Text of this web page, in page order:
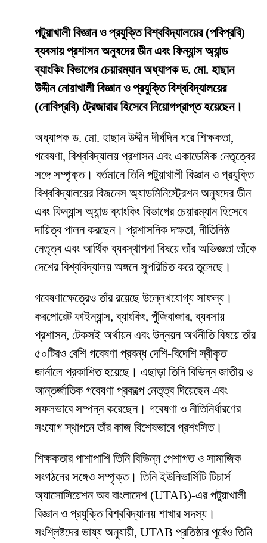
পটুয়াখালী বিজ্ঞান ও প্রযুক্তি বিশ্ববিদ্যালয়ের (পবিপ্রবি)
ব্যবসায় প্রশাসন অনুষদের ডীন এবং ফিন্যান্স অ্যান্ড
ব্যাংকিং বিভাগের চেয়ারম্যান অধ্যাপক ড. মো. হাছান
উদ্দীন নোয়াখালী বিজ্ঞান ও প্রযুক্তি বিশ্ববিদ্যালয়ের
(নোবিপ্রবি) ট্রেজারার হিসেবে নিয়োগপ্রাপ্ত হয়েছেন।
অধ্যাপক ড. মো. হাছান উদ্দীন দীর্ঘদিন ধরে শিক্ষকতা,
গবেষণা, বিশ্ববিদ্যালয় প্রশাসন এবং একাডেমিক নেতৃত্বের
সঙ্গে সম্পৃক্ত। বর্তমানে তিনি পটুয়াখালী বিজ্ঞান ও প্রযুক্তি
বিশ্ববিদ্যালয়ের বিজনেস অ্যাডমিনিস্ট্রেশন অনুষদের ডীন
এবং ফিন্যান্স অ্যান্ড ব্যাংকিং বিভাগের চেয়ারম্যান হিসেবে
দায়িত্ব পালন করছেন। প্রশাসনিক দক্ষতা, নীতিনিষ্ঠ
নেতৃত্ব এবং আর্থিক ব্যবস্থাপনা বিষয়ে তাঁর অভিজ্ঞতা তাঁকে
দেশের বিশ্ববিদ্যালয় অঙ্গনে সুপরিচিত করে তুলেছে।
গবেষণাক্ষেত্রেও তাঁর রয়েছে উল্লেখযোগ্য সাফল্য।
করপোরেট ফাইন্যান্স, ব্যাংকিং, পুঁজিবাজার, ব্যবসায়
প্রশাসন, টেকসই অর্থায়ন এবং উন্নয়ন অর্থনীতি বিষয়ে তাঁর
৫০টিরও বেশি গবেষণা প্রবন্ধ দেশি-বিদেশি স্বীকৃত
জার্নালে প্রকাশিত হয়েছে। এছাড়া তিনি বিভিন্ন জাতীয় ও
আন্তর্জাতিক গবেষণা প্রকল্পে নেতৃত্ব দিয়েছেন এবং
সফলভাবে সম্পন্ন করেছেন। গবেষণা ও নীতিনির্ধারণের
সংযোগ স্থাপনে তাঁর কাজ বিশেষভাবে প্রশংসিত।
শিক্ষকতার পাশাপাশি তিনি বিভিন্ন পেশাগত ও সামাজিক
সংগঠনের সঙ্গেও সম্পৃক্ত। তিনি ইউনিভার্সিটি টিচার্স
অ্যাসোসিয়েশন অব বাংলাদেশ (UTAB)-এর পটুয়াখালী
বিজ্ঞান ও প্রযুক্তি বিশ্ববিদ্যালয় শাখার সদস্য।
সংশ্লিষ্টদের ভাষ্য অনুযায়ী, UTAB প্রতিষ্ঠার পূর্বেও তিনি